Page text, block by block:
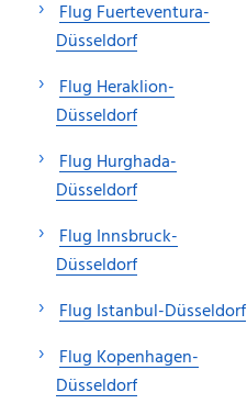
Flug Fuerteventura-
Düsseldorf
Flug Heraklion-
Düsseldorf
Flug Hurghada-
Düsseldorf
Flug Innsbruck-
Düsseldorf
Flug Istanbul-Düsseldorf
Flug Kopenhagen-
Düsseldorf